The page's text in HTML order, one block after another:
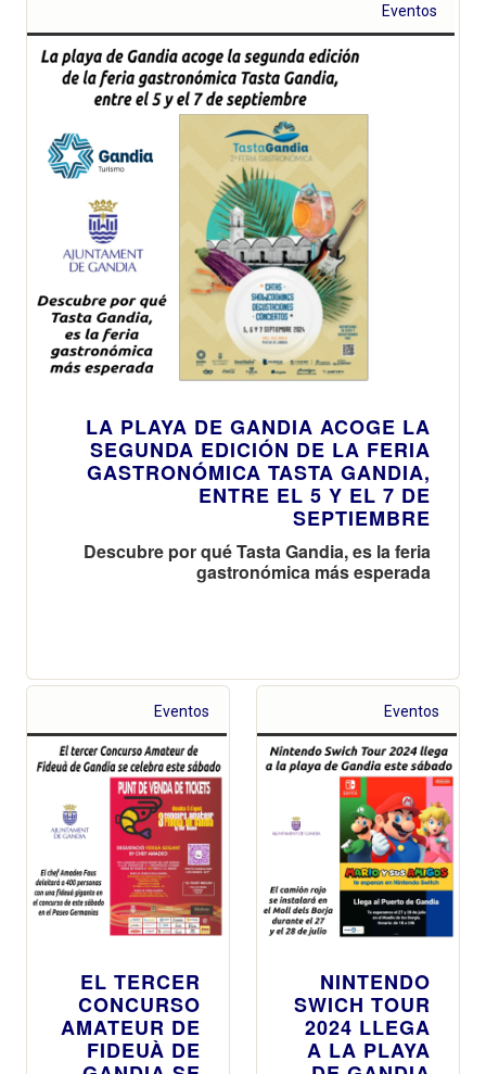
Eventos
LA PLAYA DE GANDIA ACOGE LA
SEGUNDA EDICIÓN DE LA FERIA
GASTRONÓMICA TASTA GANDIA,
ENTRE EL 5 Y EL 7 DE
SEPTIEMBRE
Descubre por qué Tasta Gandia, es la feria
gastronómica más esperada
Eventos
EL TERCER
CONCURSO
AMATEUR DE
FIDEUÀ DE
Eventos
NINTENDO
SWICH TOUR
2024 LLEGA
A LA PLAYA